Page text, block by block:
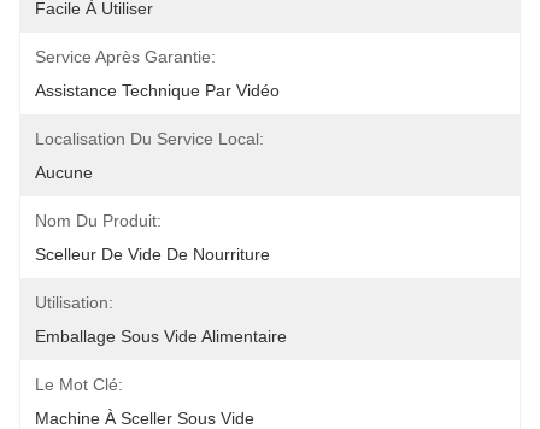
Facile À Utiliser
Service Après Garantie:
Assistance Technique Par Vidéo
Localisation Du Service Local:
Aucune
Nom Du Produit:
Scelleur De Vide De Nourriture
Utilisation:
Emballage Sous Vide Alimentaire
Le Mot Clé:
Machine À Sceller Sous Vide